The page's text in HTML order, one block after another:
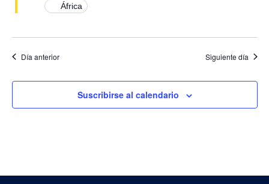
África
Día anterior Siguiente día
Suscribirse al calendario